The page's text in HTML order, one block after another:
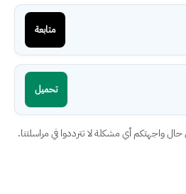
متابعة
تحميل
واجهتكم أي مشكلة لا تترددوا في مراسلتنا.